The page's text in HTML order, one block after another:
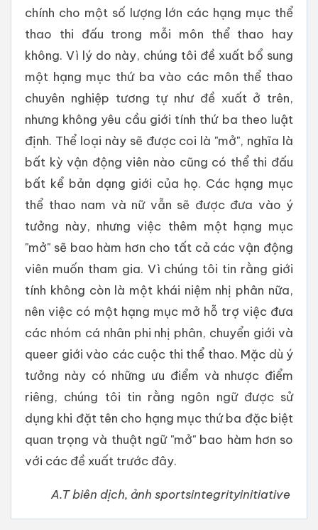
chính cho một số lượng lớn các hạng mục thể
thao thi đấu trong mỗi môn thể thao hay
không. Vì lý do này, chúng tôi đề xuất bổ sung
một hạng mục thứ ba vào các môn thể thao
chuyên nghiệp tương tự như đề xuất ở trên,
nhưng không yêu cầu giới tính thứ ba theo luật
định. Thể loại này sẽ được coi là "mở", nghĩa là
bất kỳ vận động viên nào cũng có thể thi đấu
bất kể bản dạng giới của họ. Các hạng mục
thể thao nam và nữ vẫn sẽ được đưa vào ý
tưởng này, nhưng việc thêm một hạng mục
"mở" sẽ bao hàm hơn cho tất cả các vận động
viên muốn tham gia. Vì chúng tôi tin rằng giới
tính không còn là một khái niệm nhị phân nữa,
nên việc có một hạng mục mở hỗ trợ việc đưa
các nhóm cá nhân phi nhị phân, chuyển giới và
queer giới vào các cuộc thi thể thao. Mặc dù ý
tưởng này có những ưu điểm và nhược điểm
riêng, chúng tôi tin rằng ngôn ngữ được sử
dụng khi đặt tên cho hạng mục thứ ba đặc biệt
quan trọng và thuật ngữ "mở" bao hàm hơn so
với các đề xuất trước đây.
A.T biên dịch, ảnh sportsintegrityinitiative